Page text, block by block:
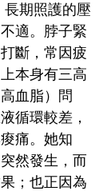
期照護的壓
適。脖子緊
斷，常因疲
本身有三高
血脂）問
循環較差，
痛。她知
然發生，而
；也正因為